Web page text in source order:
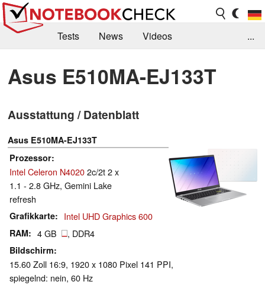
Tests News
Videos
Kaufberatung
Deals Suche
Jobs
Forum
...
Asus E510MA-EJ133T
Ausstattung / Datenblatt
Asus E510MA-EJ133T
Prozessor
Intel Celeron N40202c/2t 2 x
1.1 - 2.8 GHz, Gemini Lake
refresh
Grafikkarte Intel UHD Graphics 600
RAM 4 GB , DDR4
Bildschirm
15.60 Zoll 16:9, 1920 x 1080 Pixel 141 PPI,
spiegelnd: nein, 60 Hz